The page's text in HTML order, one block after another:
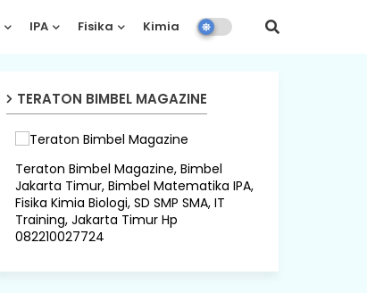
IPA Fisika Kimia Biologi
TERATON BIMBEL MAGAZINE
Teraton Bimbel Magazine, Bimbel
Jakarta Timur, Bimbel Matematika IPA,
Fisika Kimia Biologi, SD SMP SMA, IT
Training, Jakarta Timur Hp
082210027724